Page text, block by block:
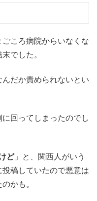
ころ病院からいなくな
でした。
んだか責められないとい
回ってしまったのでし
ど」と、関西人がいう
投稿していたので悪意は
かも。